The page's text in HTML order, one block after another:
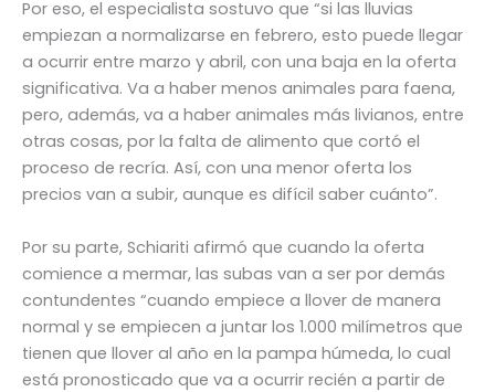
Por eso, el especialista sostuvo que “si las lluvias
empiezan a normalizarse en febrero, esto puede llegar
a ocurrir entre marzo y abril, con una baja en la oferta
significativa. Va a haber menos animales para faena,
pero, además, va a haber animales más livianos, entre
otras cosas, por la falta de alimento que cortó el
proceso de recría. Así, con una menor oferta los
precios van a subir, aunque es difícil saber cuánto”.
Por su parte, Schiariti afirmó que cuando la oferta
comience a mermar, las subas van a ser por demás
contundentes “cuando empiece a llover de manera
normal y se empiecen a juntar los 1.000 milímetros que
tienen que llover al año en la pampa húmeda, lo cual
está pronosticado que va a ocurrir recién a partir de